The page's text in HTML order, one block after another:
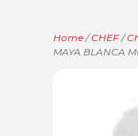
Home /CHEF /
MAYA BLANCA